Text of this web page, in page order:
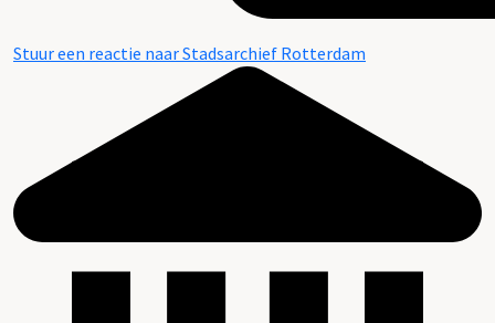
Stuur een reactie naar Stadsarchief Rotterdam